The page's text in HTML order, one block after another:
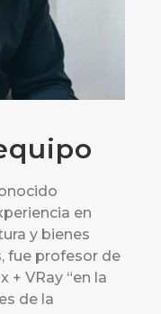
en
y bienes
fue profesor de
+ VRay “en la
de la